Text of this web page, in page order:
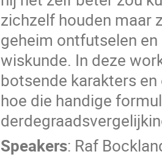
zichzelf houden maar
geheim ontfutselen
wiskunde. In deze
botsende karakters
hoe die handige
Speakers: Raf